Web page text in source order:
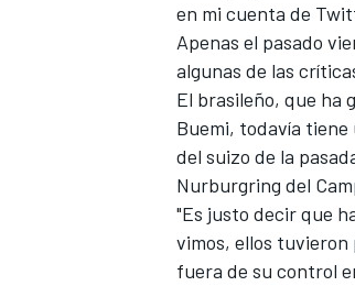
en mi cuenta de
Apenas el pasado
algunas de las
El brasileño, que ha
Buemi, todavía
del suizo de la
Nurburgring del
"Es justo decir que
vimos, ellos
fuera de su control